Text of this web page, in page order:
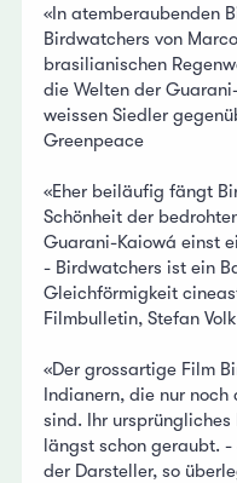
«In atemberaubenden
Birdwatchers von
brasilianischen
die Welten der
weissen Siedler
Greenpeace
«Eher beiläufig fängt
Schönheit der
Guarani-Kaiowá einst
- Birdwatchers ist ein
Gleichförmigkeit
Filmbulletin, Stefan Volk
«Der grossartige Film
Indianern, die nur
sind. Ihr
längst schon geraubt.
der Darsteller, so